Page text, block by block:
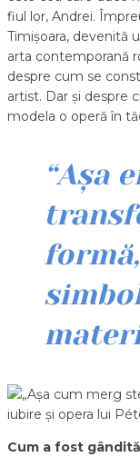
fiul lor, Andrei.
Timișoara, devenită
arta contemporană
despre cum se
artist. Dar și despre
modela o operă în
“Așa
Cum a fost